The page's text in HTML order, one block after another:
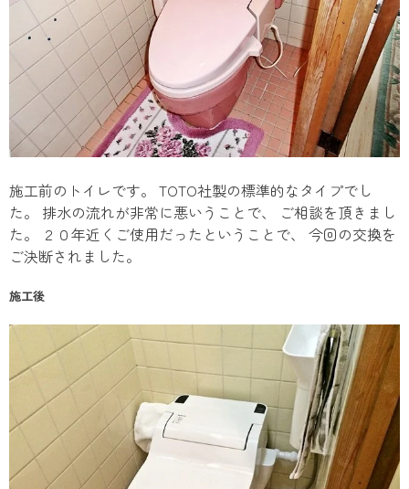
施工前のトイレです。 TOTO社製の標準的なタイプでし
た。 排水の流れが非常に悪いうことで、 ご相談を頂きまし
た。 ２０年近くご使用だったということで、 今回の交換を
ご決断されました。
施工後